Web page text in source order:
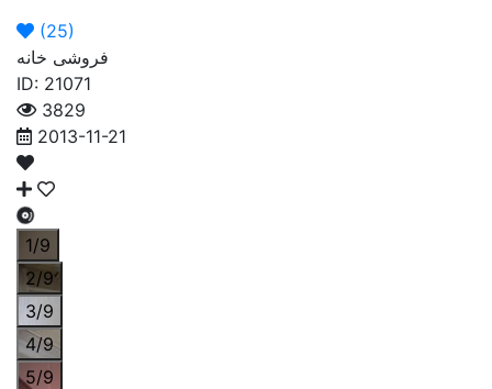
(25)
فروشی خانه
ID: 21071
3829
2013-11-21
1/9
2/9
3/9
4/9
5/9